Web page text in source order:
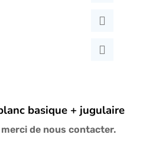
basique + jugulaire
de nous contacter.